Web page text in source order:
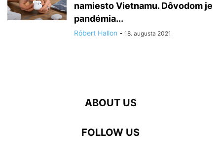
namiesto Vietnamu. Dôvodom je
pandémia...
Róbert Hallon - 18. augusta 2021
ABOUT US
FOLLOW US